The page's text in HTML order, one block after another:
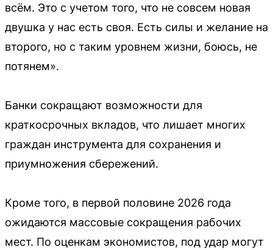
всём. Это с учетом того, что не совсем новая
двушка у нас есть своя. Есть силы и желание на
второго, но с таким уровнем жизни, боюсь, не
потянем».
Банки сокращают возможности для
краткосрочных вкладов, что лишает многих
граждан инструмента для сохранения и
приумножения сбережений.
Кроме того, в первой половине 2026 года
ожидаются массовые сокращения рабочих
мест. По оценкам экономистов, под удар могут